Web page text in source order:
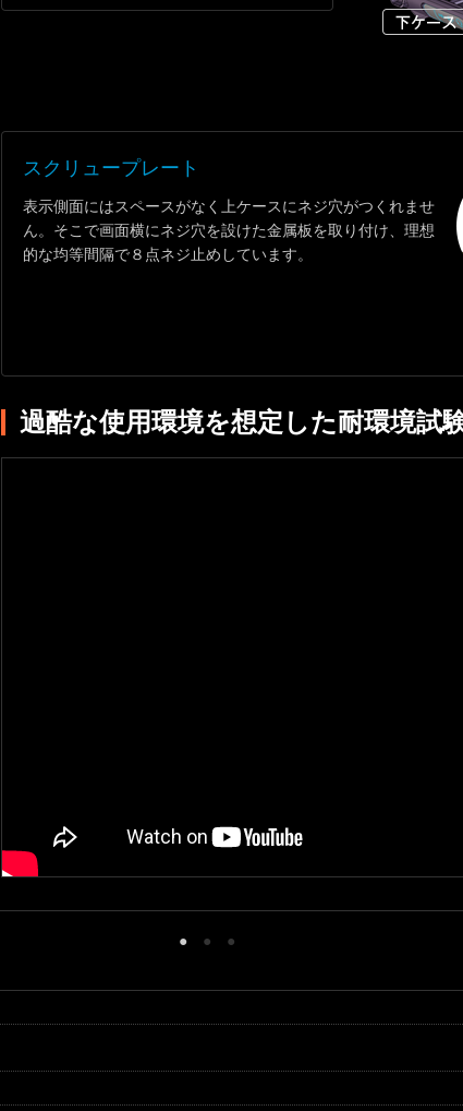
スクリュープレート
表示側面にはスペースがなく上ケースにネジ穴がつくれませ
ん。そこで画面横にネジ穴を設けた金属板を取り付け、理想
的な均等間隔で８点ネジ止めしています。
過酷な使用環境を想定した耐環境試
● ● ●